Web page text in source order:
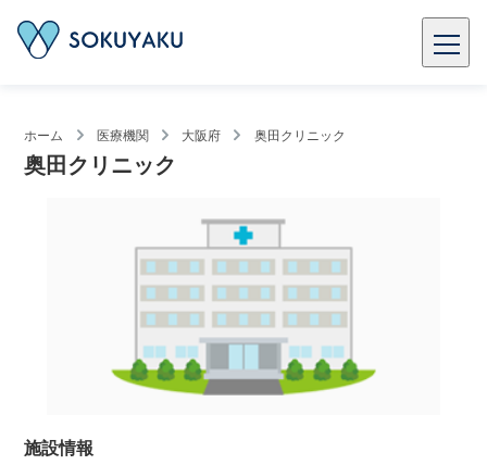
ホーム 医療機関 大阪府 奥田クリニック
奥田クリニック
施設情報